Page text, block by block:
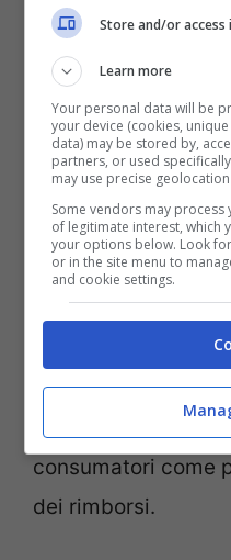
Rimborso bollette
La questione non
oltre ai già citati
individuati
circa quattro
identificate
dalle
consumatori come
dei rimborsi.
Store and/or
Learn more
Your personal data will be
your device (cookies,
data) may be stored by,
partners, or used
may use precise
Some vendors may
of legitimate interest, which
your options below. Look
or in the site menu to
and cookie settings.